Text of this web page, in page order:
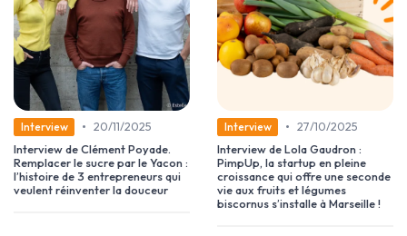
Interview • 20/11/2025
Interview de Clément Poyade.
Remplacer le sucre par le Yacon :
l’histoire de 3 entrepreneurs qui
veulent réinventer la douceur
Interview • 27/10/2025
Interview de Lola Gaudron :
PimpUp, la startup en pleine
croissance qui offre une seconde
vie aux fruits et légumes
biscornus s’installe à Marseille !